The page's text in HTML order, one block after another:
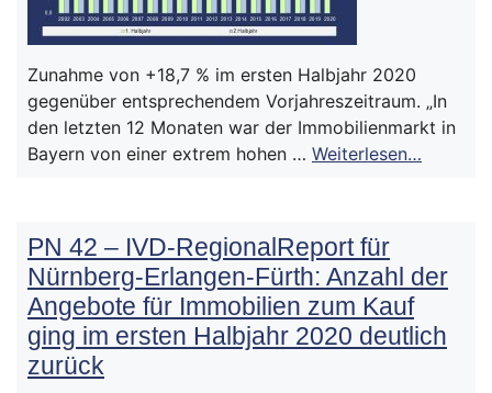
Zunahme von +18,7 % im ersten Halbjahr 2020
gegenüber entsprechendem Vorjahreszeitraum. „In
den letzten 12 Monaten war der Immobilienmarkt in
Bayern von einer extrem hohen … Weiterlesen…
PN 42 – IVD-RegionalReport für
Nürnberg-Erlangen-Fürth: Anzahl der
Angebote für Immobilien zum Kauf
ging im ersten Halbjahr 2020 deutlich
zurück